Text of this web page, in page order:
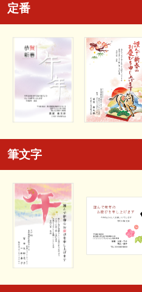
定番
筆文字